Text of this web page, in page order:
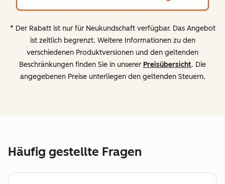
* Der Rabatt ist nur für Neukundschaft verfügbar. Das Angebot
ist zeitlich begrenzt. Weitere Informationen zu den
verschiedenen Produktversionen und den geltenden
Beschränkungen finden Sie in unserer Preisübersicht. Die
angegebenen Preise unterliegen den geltenden Steuern.
Häufig gestellte Fragen